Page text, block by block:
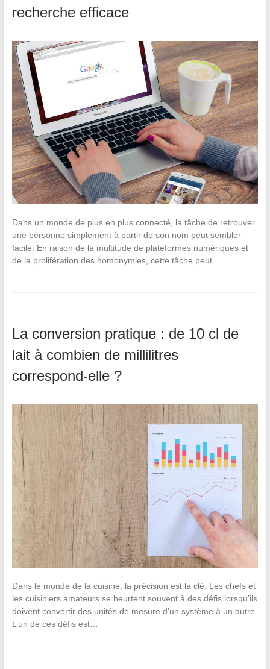
recherche efficace
Dans un monde de plus en plus connecté, la tâche de retrouver
une personne simplement à partir de son nom peut sembler
facile. En raison de la multitude de plateformes numériques et
de la prolifération des homonymies, cette tâche peut…
La conversion pratique : de 10 cl de
lait à combien de millilitres
correspond-elle ?
Dans le monde de la cuisine, la précision est la clé. Les chefs et
les cuisiniers amateurs se heurtent souvent à des défis lorsqu’ils
doivent convertir des unités de mesure d’un système à un autre.
L’un de ces défis est…